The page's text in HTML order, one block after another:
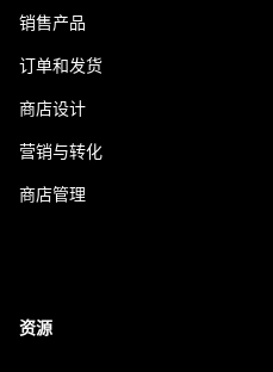
销售产品
订单和发货
商店设计
营销与转化
商店管理
资源